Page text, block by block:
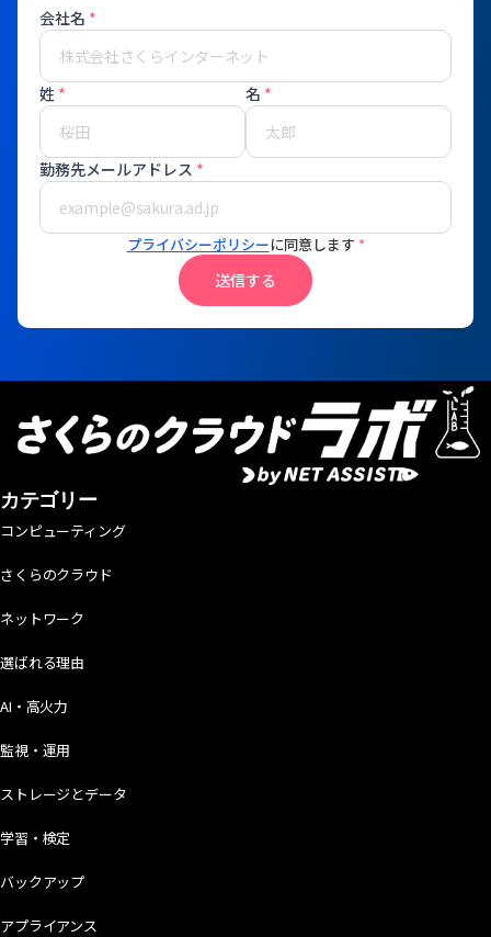
会社名 *
姓 * 名 *
勤務先メールアドレス *
プライバシーポリシーに同意します *
送信する
カテゴリー
コンピューティング
さくらのクラウド
ネットワーク
選ばれる理由
AI・高火力
監視・運用
ストレージとデータ
学習・検定
バックアップ
アプライアンス